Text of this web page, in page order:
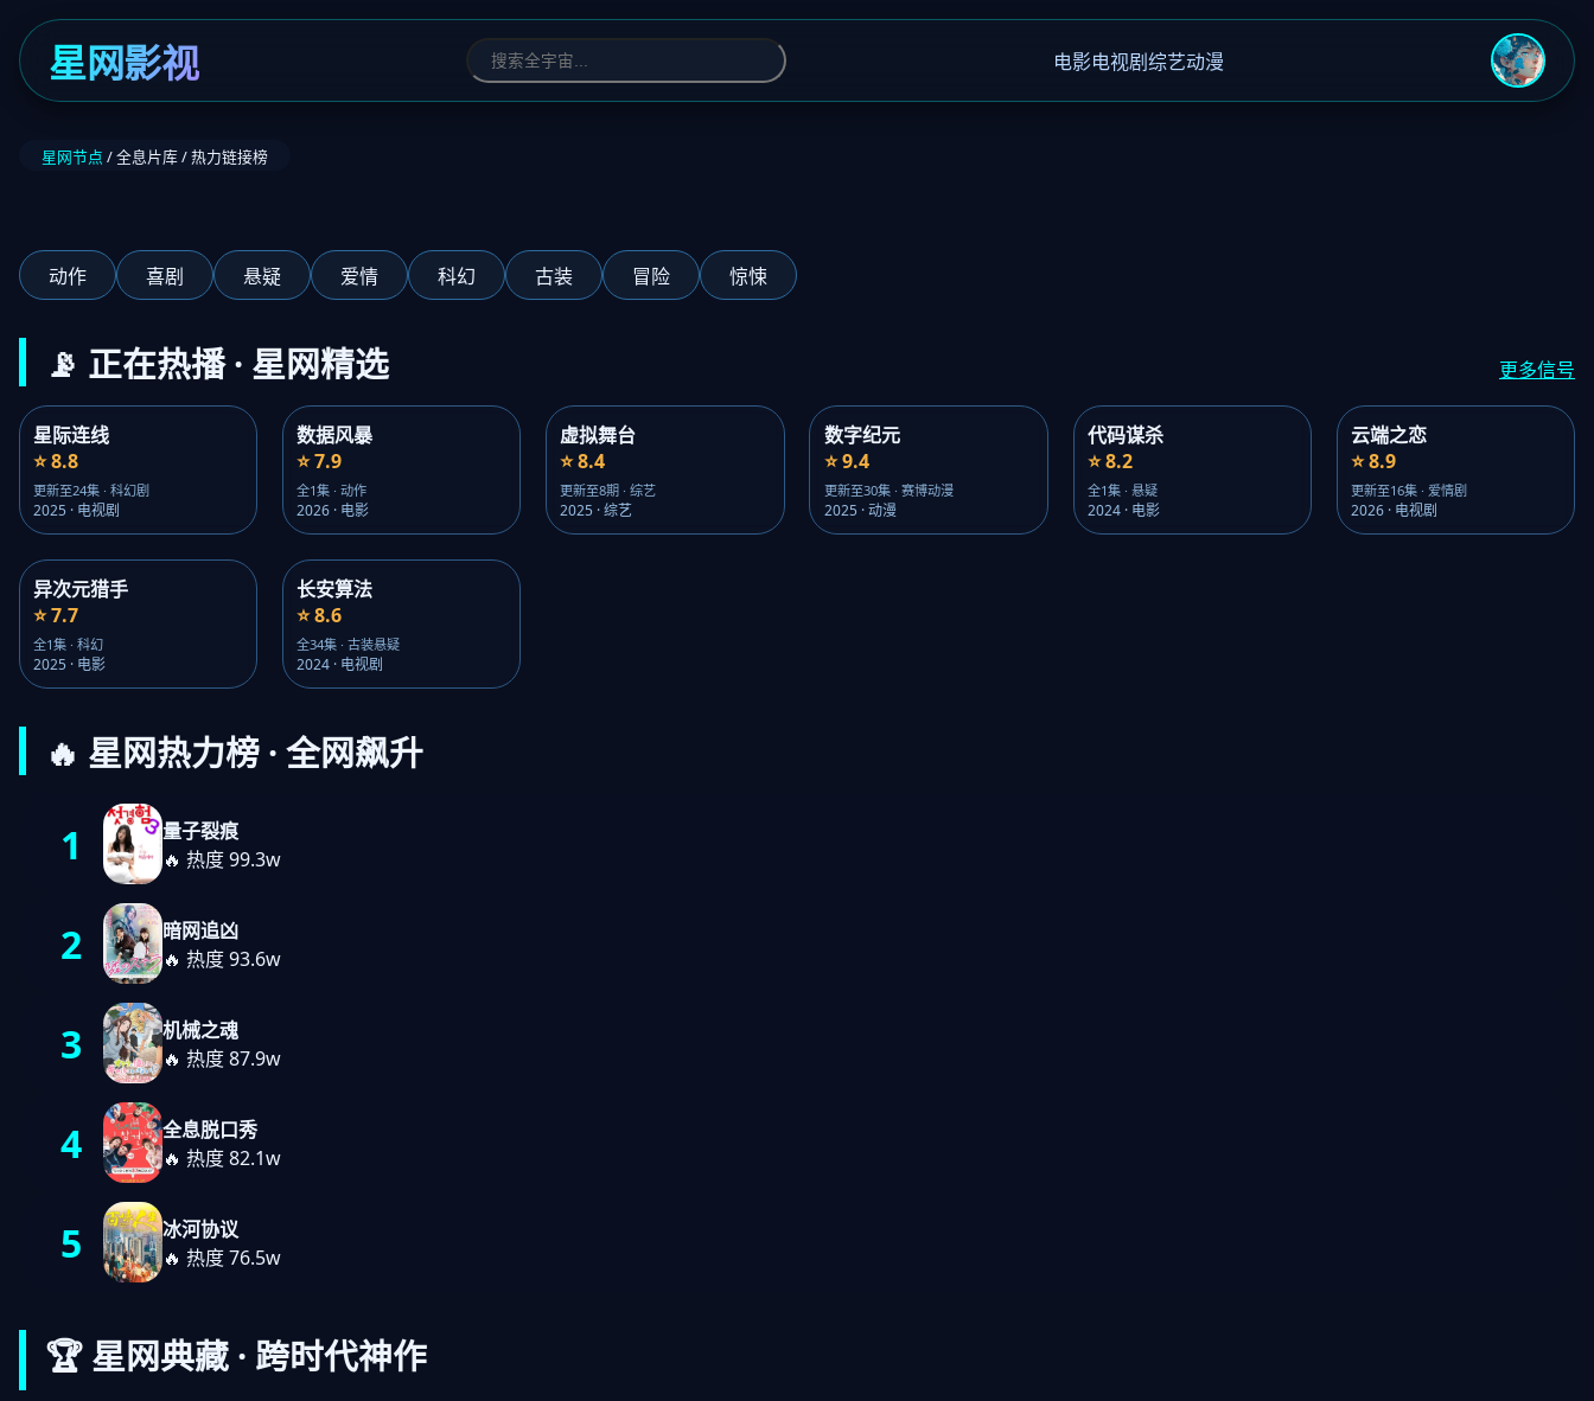
星网影视 电影电视剧综艺动漫
星网节点 / 全息片库 / 热力链接榜
动作 喜剧 悬疑 爱情 科幻 古装 冒险 惊悚
📡 正在热播 · 星网精选 更多信号
星际连线
⭐ 8.8
更新至24集 · 科幻剧
2025 · 电视剧
数据风暴
⭐ 7.9
全1集 · 动作
2026 · 电影
虚拟舞台
⭐ 8.4
更新至8期 · 综艺
2025 · 综艺
数字纪元
⭐ 9.4
更新至30集 · 赛博动漫
2025 · 动漫
代码谋杀
⭐ 8.2
全1集 · 悬疑
2024 · 电影
云端之恋
⭐ 8.9
更新至16集 · 爱情剧
2026 · 电视剧
异次元猎手
⭐ 7.7
全1集 · 科幻
2025 · 电影
长安算法
⭐ 8.6
全34集 · 古装悬疑
2024 · 电视剧
🔥 星网热力榜 · 全网飙升
1
量子裂痕
🔥 热度 99.3w
2
暗网追凶
🔥 热度 93.6w
3
机械之魂
🔥 热度 87.9w
4
全息脱口秀
🔥 热度 82.1w
5
冰河协议
🔥 热度 76.5w
🏆 星网典藏 · 跨时代神作